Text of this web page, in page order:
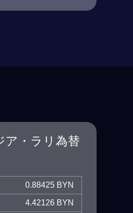
ア・ラリ為替
0.88425 BYN
4.42126 BYN